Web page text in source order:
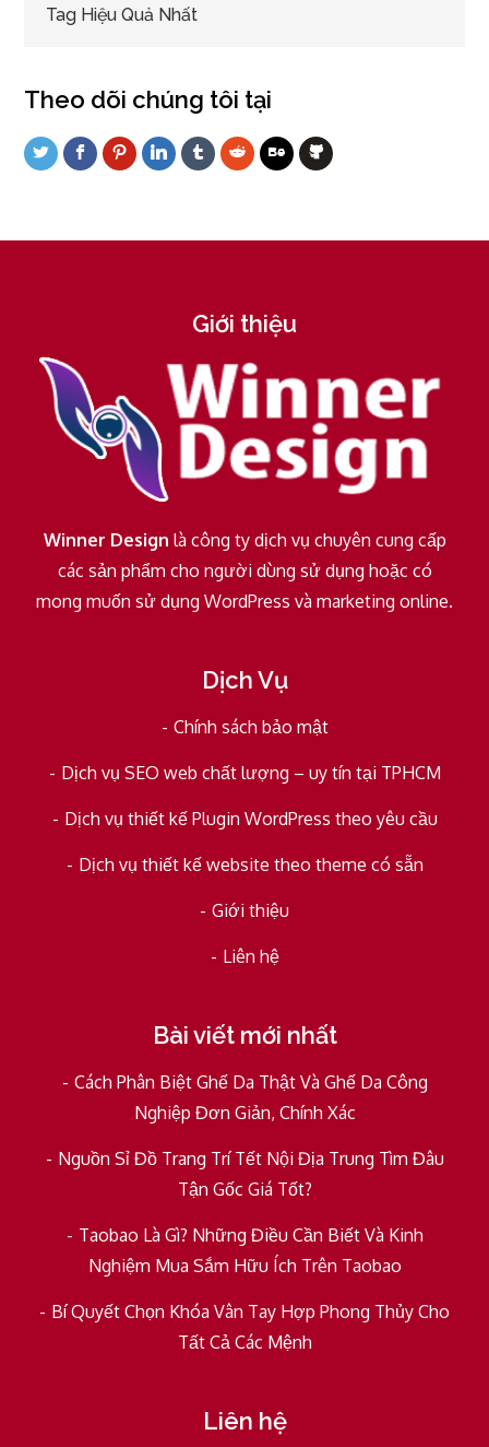
Tag Hiệu Quả Nhất
Theo dõi chúng tôi tại
Giới thiệu
Winner Design là công ty dịch vụ chuyên cung cấp
các sản phẩm cho người dùng sử dụng hoặc có
mong muốn sử dụng WordPress và marketing online.
Dịch Vụ
Chính sách bảo mật
Dịch vụ SEO web chất lượng – uy tín tại TPHCM
Dịch vụ thiết kế Plugin WordPress theo yêu cầu
Dịch vụ thiết kế website theo theme có sẵn
Giới thiệu
Liên hệ
Bài viết mới nhất
Cách Phân Biệt Ghế Da Thật Và Ghế Da Công
Nghiệp Đơn Giản, Chính Xác
Nguồn Sỉ Đồ Trang Trí Tết Nội Địa Trung Tìm Đâu
Tận Gốc Giá Tốt?
Taobao Là Gì? Những Điều Cần Biết Và Kinh
Nghiệm Mua Sắm Hữu Ích Trên Taobao
Bí Quyết Chọn Khóa Vân Tay Hợp Phong Thủy Cho
Tất Cả Các Mệnh
Liên hệ